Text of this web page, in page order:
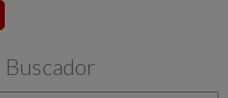
Buscador